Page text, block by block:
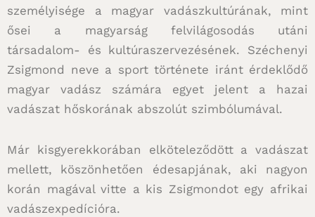
személyisége a magyar vadászkultúrának, mint
ősei a magyarság felvilágosodás utáni
társadalom- és kultúraszervezésének. Széchenyi
Zsigmond neve a sport története iránt érdeklődő
magyar vadász számára egyet jelent a hazai
vadászat hőskorának abszolút szimbólumával.
Már kisgyerekkorában elköteleződött a vadászat
mellett, köszönhetően édesapjának, aki nagyon
korán magával vitte a kis Zsigmondot egy afrikai
vadászexpedícióra.